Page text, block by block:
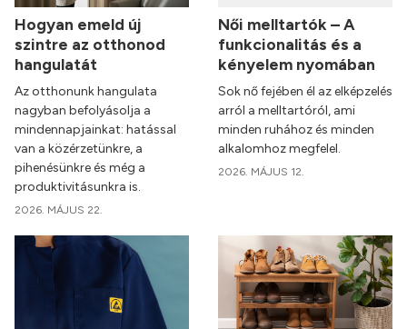
Hogyan emeld új
szintre az otthonod
hangulatát
Az otthonunk hangulata
nagyban befolyásolja a
mindennapjainkat: hatással
van a közérzetünkre, a
pihenésünkre és még a
produktivitásunkra is.
2026. MÁJUS 22.
Női melltartók – A
funkcionalitás és a
kényelem nyomában
Sok nő fejében él az elképzelés
arról a melltartóról, ami
minden ruhához és minden
alkalomhoz megfelel.
2026. MÁJUS 12.